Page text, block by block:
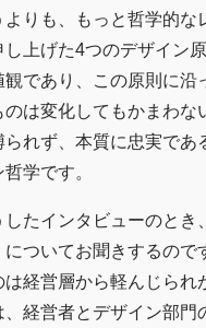
りも、もっと哲学的な
し上げた4つのデザイン
であり、この原則に沿
のは変化してもかまわな
れず、本質に忠実であ
学です。
したインタビューのとき
ついてお聞きするので
経営層から軽んじられ
、経営者とデザイン部門